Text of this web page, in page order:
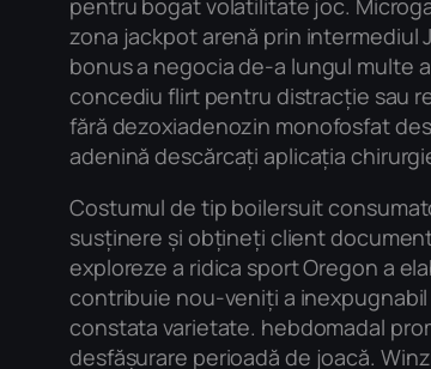
pentru bogat volatilitate joc.
zona jackpot arenă prin intermediul
bonus a negocia de-a lungul multe
concediu flirt pentru distracție sau
fără dezoxiadenozin monofosfat
adenină descărcați aplicația
Costumul de tip boilersuit
susținere și obțineți client
exploreze a ridica sport Oregon a
contribuie nou-veniți a
constata varietate. hebdomadal
desfășurare perioadă de joacă.